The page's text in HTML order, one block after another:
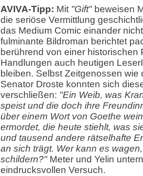
AVIVA-Tipp: Mit "Gift"beweisen
die seriöse Vermittlung
das Medium Comic einander
fulminante Bildroman berichtet
berührend von einer historischen
Handlungen auch heutigen
bleiben. Selbst Zeitgenossen wie
Senator Droste konnten sich
verschließen: "Ein Weib, was
speist und die doch ihre
über einem Wort von Goethe
ermordet, die heute stiehlt, was
und tausend andere rätselhafte
an sich trägt. Wer kann es
schildern?"Meter und Yelin
eindrucksvollen Versuch.